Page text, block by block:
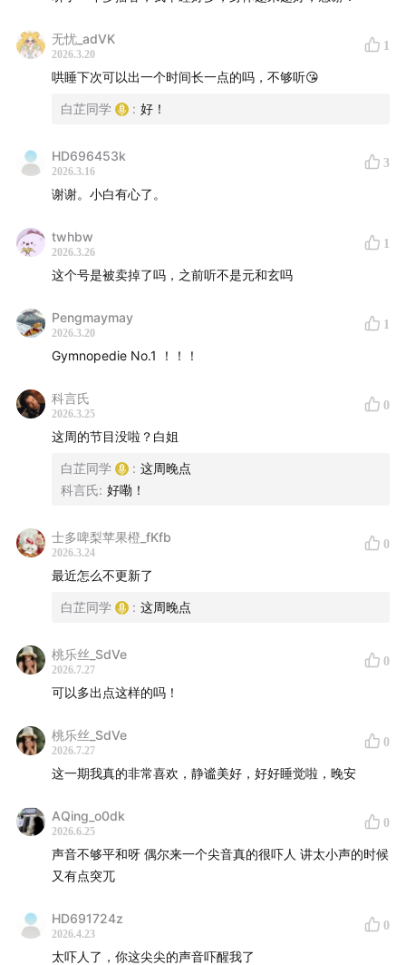
无忧_adVK
2026.3.20
1
哄睡下次可以出一个时间长一点的吗，不够听😘
白芷同学 : 好！
HD696453k
2026.3.16
3
谢谢。小白有心了。
twhbw
2026.3.26
1
这个号是被卖掉了吗，之前听不是元和玄吗
Pengmaymay
2026.3.20
1
Gymnopedie No.1 ！！！
科言氏
2026.3.25
0
这周的节目没啦？白姐
白芷同学 : 这周晚点
科言氏: 好嘞！
士多啤梨苹果橙_fKfb
2026.3.24
0
最近怎么不更新了
白芷同学 : 这周晚点
桃乐丝_SdVe
2026.7.27
0
可以多出点这样的吗！
桃乐丝_SdVe
2026.7.27
0
这一期我真的非常喜欢，静谧美好，好好睡觉啦，晚安
AQing_o0dk
2026.6.25
0
声音不够平和呀 偶尔来一个尖音真的很吓人 讲太小声的时候
又有点突兀
HD691724z
2026.4.23
0
太吓人了，你这尖尖的声音吓醒我了